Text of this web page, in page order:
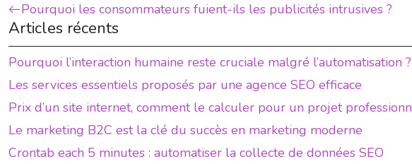
Pourquoi les consommateurs fuient-ils les publicités intrusives ?
Articles récents
Pourquoi l’interaction humaine reste cruciale malgré l’automatisation ?
Les services essentiels proposés par une agence SEO efficace
Prix d’un site internet, comment le calculer pour un projet
Le marketing B2C est la clé du succès en marketing moderne
Crontab each 5 minutes : automatiser la collecte de données SEO